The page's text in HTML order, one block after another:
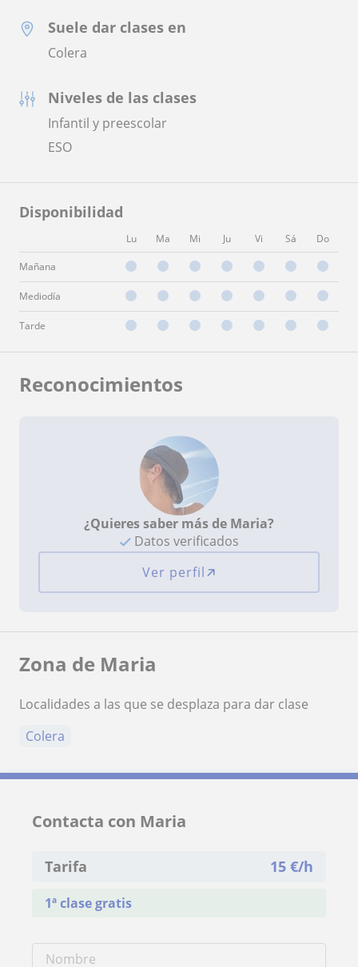
Suele dar clases en
Colera
Niveles de las clases
Infantil y preescolar
ESO
Disponibilidad
Lu Ma Mi Ju Vi Sá Do
Mañana
Mediodía
Tarde
Reconocimientos
¿Quieres saber más de Maria?
Datos verificados
Ver perfil
Zona de Maria
Localidades a las que se desplaza para dar clase
Colera
Contacta con Maria
Tarifa 15 €/h
1ª clase gratis